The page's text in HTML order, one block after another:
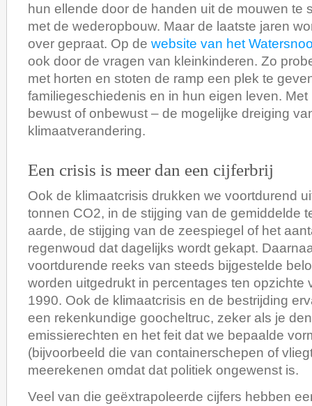
hun ellende door de handen uit de mouwen te
met de wederopbouw. Maar de laatste jaren
over gepraat. Op de website van het
ook door de vragen van kleinkinderen. Zo
met horten en stoten de ramp een plek te
familiegeschiedenis en in hun eigen leven.
bewust of onbewust – de mogelijke dreiging
klimaatverandering.
Een crisis is meer dan een cijferbrij
Ook de klimaatcrisis drukken we voortdurend
tonnen CO2, in de stijging van de gemiddelde
aarde, de stijging van de zeespiegel of het
regenwoud dat dagelijks wordt gekapt.
voortdurende reeks van steeds bijgestelde
worden uitgedrukt in percentages ten opzichte
1990. Ook de klimaatcrisis en de bestrijding
een rekenkundige goocheltruc, zeker als je
emissierechten en het feit dat we bepaalde
(bijvoorbeeld die van containerschepen of
meerekenen omdat dat politiek ongewenst is.
Veel van die geëxtrapoleerde cijfers hebben